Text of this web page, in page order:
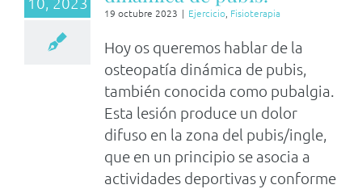
19 octubre 2023 | Ejercicio Fisioterapia
Hoy os queremos hablar de la
osteopatía dinámica de pubis,
también conocida como pubalgia.
Esta lesión produce un dolor
difuso en la zona del pubis/ingle,
que en un principio se asocia a
actividades deportivas y conforme